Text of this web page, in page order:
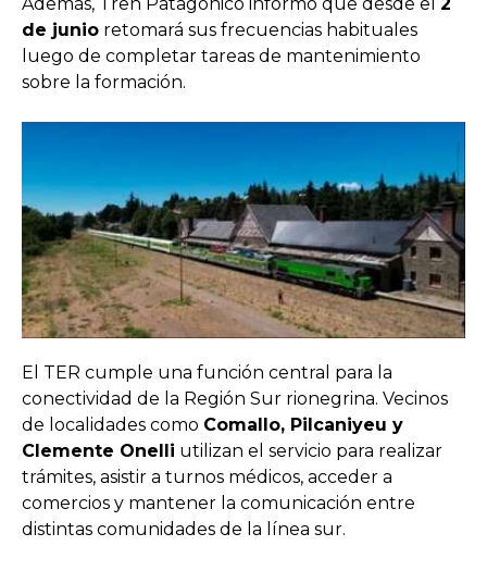
de junio retomará sus frecuencias habituales
luego de completar tareas de mantenimiento
sobre la formación.
El TER cumple una función central para la
conectividad de la Región Sur rionegrina. Vecinos
de localidades como Comallo, Pilcaniyeu y
Clemente Onelli utilizan el servicio para realizar
trámites, asistir a turnos médicos, acceder a
comercios y mantener la comunicación entre
distintas comunidades de la línea sur.